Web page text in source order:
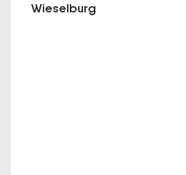
Wieselburg